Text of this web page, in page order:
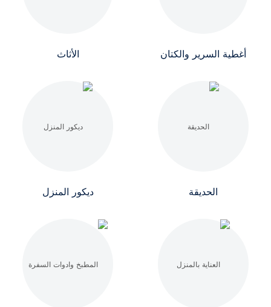
أغطية السرير والكتان الأثاث
الحديقة ديكور المنزل